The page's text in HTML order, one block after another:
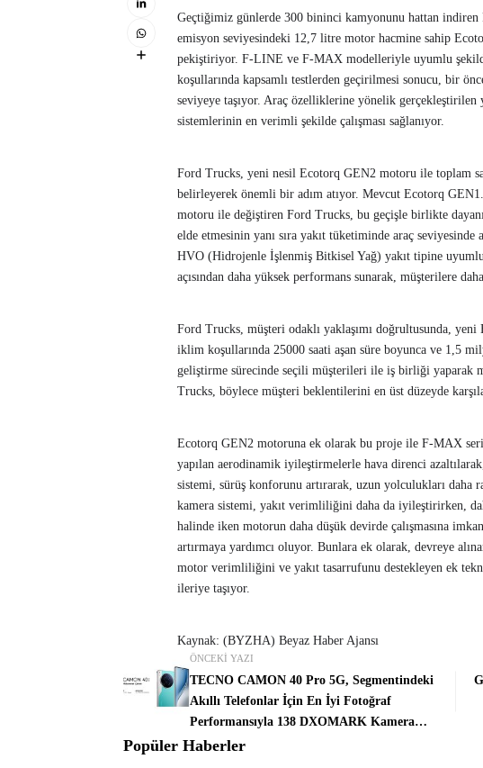
Geçtiğimiz günlerde 300 bininci kamyonunu hattan
emisyon seviyesindeki 12,7 litre motor hacmine sahip
pekiştiriyor. F-LINE ve F-MAX modelleriyle uyumlu
koşullarında kapsamlı testlerden geçirilmesi sonucu, bir
seviyeye taşıyor. Araç özelliklerine yönelik
sistemlerinin en verimli şekilde çalışması sağlanıyor.
Ford Trucks, yeni nesil Ecotorq GEN2 motoru ile toplam
belirleyerek önemli bir adım atıyor. Mevcut Ecotorq
motoru ile değiştiren Ford Trucks, bu geçişle birlikte
elde etmesinin yanı sıra yakıt tüketiminde araç
HVO (Hidrojenle İşlenmiş Bitkisel Yağ) yakıt tipine
açısından daha yüksek performans sunarak, müşterilere
Ford Trucks, müşteri odaklı yaklaşımı doğrultusunda,
iklim koşullarında 25000 saati aşan süre boyunca ve 1,5
geliştirme sürecinde seçili müşterileri ile iş birliği yaparak
Trucks, böylece müşteri beklentilerini en üst düzeyde
Ecotorq GEN2 motoruna ek olarak bu proje ile F-MAX
yapılan aerodinamik iyileştirmelerle hava direnci
sistemi, sürüş konforunu artırarak, uzun yolculukları daha
kamera sistemi, yakıt verimliliğini daha da iyileştirirken,
halinde iken motorun daha düşük devirde çalışmasına
artırmaya yardımcı oluyor. Bunlara ek olarak, devreye
motor verimliliğini ve yakıt tasarrufunu destekleyen ek
ileriye taşıyor.
Kaynak: (BYZHA) Beyaz Haber Ajansı
ÖNCEKI YAZI
TECNO CAMON 40 Pro 5G, Segmentindeki
Akıllı Telefonlar İçin En İyi Fotoğraf
Performansıyla 138 DXOMARK Kamera
Puanına Ulaştı
Popüler Haberler